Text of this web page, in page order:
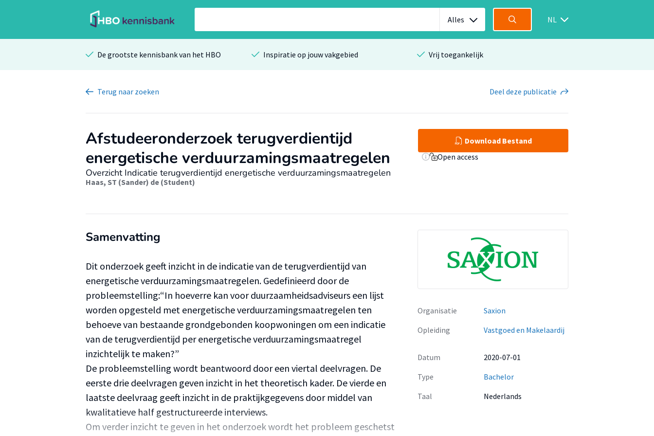
Alles NL
De grootste kennisbank van het HBO Inspiratie op jouw vakgebied Vrij toegankelijk
Terug naar zoeken Deel deze publicatie
Afstudeeronderzoek terugverdientijd
energetische verduurzamingsmaatregelen
Overzicht Indicatie terugverdientijd energetische verduurzamingsmaatregelen
Haas, ST (Sander) de (Student)
Download Bestand
Open access
Samenvatting
Dit onderzoek geeft inzicht in de indicatie van de terugverdientijd van
energetische verduurzamingsmaatregelen. Gedefinieerd door de
probleemstelling:“In hoeverre kan voor duurzaamheidsadviseurs een lijst
worden opgesteld met energetische verduurzamingsmaatregelen ten
behoeve van bestaande grondgebonden koopwoningen om een indicatie
van de terugverdientijd per energetische verduurzamingsmaatregel
inzichtelijk te maken?”
De probleemstelling wordt beantwoord door een viertal deelvragen. De
eerste drie deelvragen geven inzicht in het theoretisch kader. De vierde en
laatste deelvraag geeft inzicht in de praktijkgegevens door middel van
kwalitatieve half gestructureerde interviews.
Om verder inzicht te geven in het onderzoek wordt het probleem geschetst
Organisatie
Saxion
Opleiding
Vastgoed en Makelaardij
Datum
2020-07-01
Type
Bachelor
Taal
Nederlands